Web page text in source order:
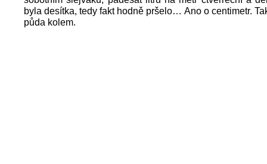
byla desítka, tedy fakt hodně pršelo… Ano o centimetr.
půda kolem.